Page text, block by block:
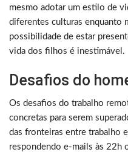
mesmo adotar um estilo de
diferentes culturas enquanto
possibilidade de estar
vida dos filhos é inestimável.
Desafios do
Os desafios do trabalho
concretas para serem
das fronteiras entre trabalho
respondendo e-mails às 22h